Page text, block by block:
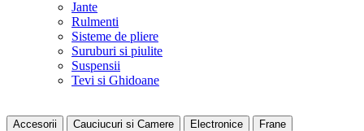
Jante
Rulmenti
Sisteme de pliere
Suruburi si piulite
Suspensii
Tevi si Ghidoane
Accesorii Cauciucuri si Camere Electronice
Frane